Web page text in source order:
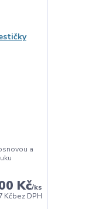
a
Kč/ks
Kčbez DPH